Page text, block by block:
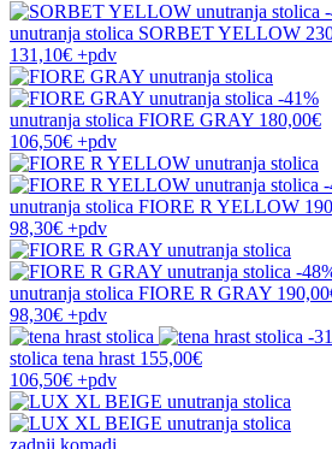
unutranja stolica SORBET YELLOW
131,10€ +pdv
-41%
unutranja stolica FIORE GRAY 180,00€
106,50€ +pdv
unutranja stolica FIORE R YELLOW
98,30€ +pdv
-
unutranja stolica FIORE R GRAY
98,30€ +pdv
-
stolica tena hrast 155,00€
106,50€ +pdv